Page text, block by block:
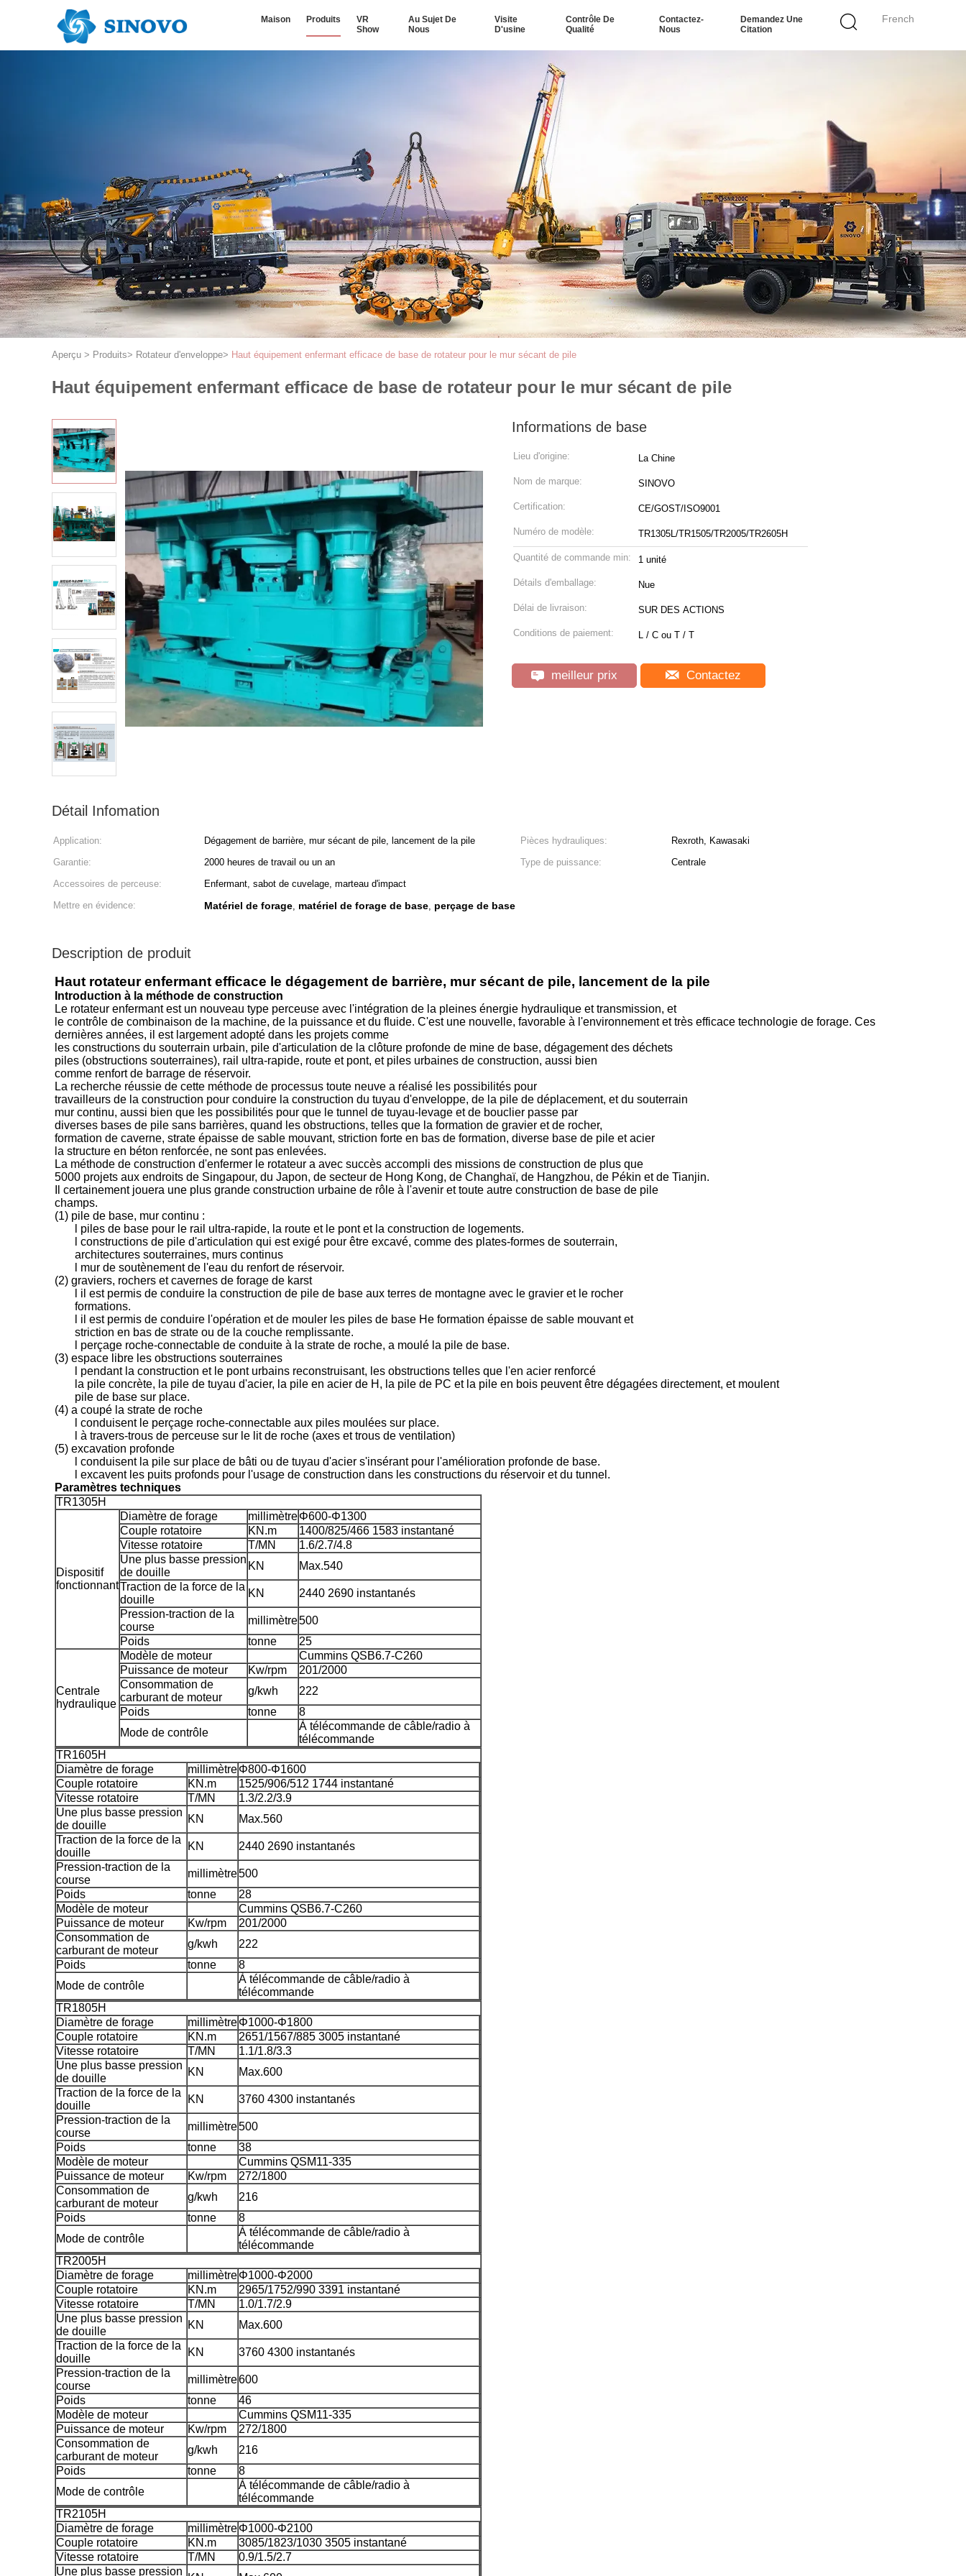
French
Maison Produits
VR
Show
Au Sujet De
Nous
Visite
D'usine
Contrôle De
Qualité
Contactez-
Nous
Demandez Une
Citation
Aperçu > Produits> Rotateur d'enveloppe> Haut équipement enfermant efficace de base de rotateur pour le mur sécant de pile
Haut équipement enfermant efficace de base de rotateur pour le mur sécant de pile
Informations de base
Lieu d'origine: La Chine
Nom de marque: SINOVO
Certification: CE/GOST/ISO9001
Numéro de modèle: TR1305L/TR1505/TR2005/TR2605H
Quantité de commande min: 1 unité
Détails d'emballage: Nue
Délai de livraison: SUR DES ACTIONS
Conditions de paiement: L / C ou T / T
meilleur prix Contactez
Détail Infomation
Application: Dégagement de barrière, mur sécant de pile, lancement de la pile Pièces hydrauliques:
Rexroth, Kawasaki
Garantie:
2000 heures de travail ou un an Type de puissance:
Centrale
Accessoires de perceuse:
Enfermant, sabot de cuvelage, marteau d'impact
Mettre en évidence:
Matériel de forage, matériel de forage de base, perçage de base
Description de produit
Haut rotateur enfermant efficace le dégagement de barrière, mur sécant de pile, lancement de la pile
Introduction à la méthode de construction
Le rotateur enfermant est un nouveau type perceuse avec l'intégration de la pleines énergie hydraulique et transmission, et
le contrôle de combinaison de la machine, de la puissance et du fluide. C'est une nouvelle, favorable à l'environnement et très efficace technologie de forage. Ces
dernières années, il est largement adopté dans les projets comme
les constructions du souterrain urbain, pile d'articulation de la clôture profonde de mine de base, dégagement des déchets
piles (obstructions souterraines), rail ultra-rapide, route et pont, et piles urbaines de construction, aussi bien
comme renfort de barrage de réservoir.
La recherche réussie de cette méthode de processus toute neuve a réalisé les possibilités pour
travailleurs de la construction pour conduire la construction du tuyau d'enveloppe, de la pile de déplacement, et du souterrain
mur continu, aussi bien que les possibilités pour que le tunnel de tuyau-levage et de bouclier passe par
diverses bases de pile sans barrières, quand les obstructions, telles que la formation de gravier et de rocher,
formation de caverne, strate épaisse de sable mouvant, striction forte en bas de formation, diverse base de pile et acier
la structure en béton renforcée, ne sont pas enlevées.
La méthode de construction d'enfermer le rotateur a avec succès accompli des missions de construction de plus que
5000 projets aux endroits de Singapour, du Japon, de secteur de Hong Kong, de Changhaï, de Hangzhou, de Pékin et de Tianjin.
Il certainement jouera une plus grande construction urbaine de rôle à l'avenir et toute autre construction de base de pile
champs.
(1) pile de base, mur continu :
l piles de base pour le rail ultra-rapide, la route et le pont et la construction de logements.
l constructions de pile d'articulation qui est exigé pour être excavé, comme des plates-formes de souterrain,
architectures souterraines, murs continus
l mur de soutènement de l'eau du renfort de réservoir.
(2) graviers, rochers et cavernes de forage de karst
l il est permis de conduire la construction de pile de base aux terres de montagne avec le gravier et le rocher
formations.
l il est permis de conduire l'opération et de mouler les piles de base He formation épaisse de sable mouvant et
striction en bas de strate ou de la couche remplissante.
l perçage roche-connectable de conduite à la strate de roche, a moulé la pile de base.
(3) espace libre les obstructions souterraines
l pendant la construction et le pont urbains reconstruisant, les obstructions telles que l'en acier renforcé
la pile concrète, la pile de tuyau d'acier, la pile en acier de H, la pile de PC et la pile en bois peuvent être dégagées directement, et moulent
pile de base sur place.
(4) a coupé la strate de roche
l conduisent le perçage roche-connectable aux piles moulées sur place.
l à travers-trous de perceuse sur le lit de roche (axes et trous de ventilation)
(5) excavation profonde
l conduisent la pile sur place de bâti ou de tuyau d'acier s'insérant pour l'amélioration profonde de base.
l excavent les puits profonds pour l'usage de construction dans les constructions du réservoir et du tunnel.
Paramètres techniques
TR1305H
Dispositif
fonctionnant
Diamètre de forage millimètreΦ600-Φ1300
Couple rotatoire
KN.m
1400/825/466 1583 instantané
Vitesse rotatoire
T/MN
1.6/2.7/4.8
Une plus basse pression
de douille
KN
Max.540
Traction de la force de la
douille
KN
2440 2690 instantanés
Pression-traction de la
course
millimètre500
Poids
tonne 25
Centrale
hydraulique
Modèle de moteur
Cummins QSB6.7-C260
Puissance de moteur
Kw/rpm
201/2000
Consommation de
carburant de moteur
g/kwh
222
Poids
tonne
8
Mode de contrôle
À télécommande de câble/radio à
télécommande
TR1605H
Diamètre de forage
millimètreΦ800-Φ1600
Couple rotatoire
KN.m
1525/906/512 1744 instantané
Vitesse rotatoire
T/MN
1.3/2.2/3.9
Une plus basse pression
de douille
KN
Max.560
Traction de la force de la
douille
KN
2440 2690 instantanés
Pression-traction de la
course
millimètre500
Poids
tonne
28
Modèle de moteur
Cummins QSB6.7-C260
Puissance de moteur
Kw/rpm
201/2000
Consommation de
carburant de moteur
g/kwh
222
Poids
tonne
8
Mode de contrôle
À télécommande de câble/radio à
télécommande
TR1805H
Diamètre de forage
millimètreΦ1000-Φ1800
Couple rotatoire
KN.m
2651/1567/885 3005 instantané
Vitesse rotatoire
T/MN
1.1/1.8/3.3
Une plus basse pression
de douille
KN
Max.600
Traction de la force de la
douille
KN
3760 4300 instantanés
Pression-traction de la
course
millimètre500
Poids
tonne
38
Modèle de moteur
Cummins QSM11-335
Puissance de moteur
Kw/rpm
272/1800
Consommation de
carburant de moteur
g/kwh
216
Poids
tonne
8
Mode de contrôle
À télécommande de câble/radio à
télécommande
TR2005H
Diamètre de forage
millimètreΦ1000-Φ2000
Couple rotatoire
KN.m
2965/1752/990 3391 instantané
Vitesse rotatoire
T/MN
1.0/1.7/2.9
Une plus basse pression
de douille
KN
Max.600
Traction de la force de la
douille
KN
3760 4300 instantanés
Pression-traction de la
course
millimètre600
Poids
tonne
46
Modèle de moteur
Cummins QSM11-335
Puissance de moteur
Kw/rpm
272/1800
Consommation de
carburant de moteur
g/kwh
216
Poids
tonne
8
Mode de contrôle
À télécommande de câble/radio à
télécommande
TR2105H
Diamètre de forage
millimètreΦ1000-Φ2100
Couple rotatoire
KN.m
3085/1823/1030 3505 instantané
Vitesse rotatoire
T/MN
0.9/1.5/2.7
Une plus basse pression